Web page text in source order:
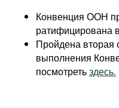
Конвенция ООН
ратифицирована
Пройдена вторая
выполнения
посмотретьздесь.